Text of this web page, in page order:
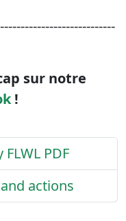
sur notre
!
PDF
actions